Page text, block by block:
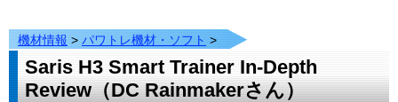
機材情報 > パワトレ機材・ソフト >
Saris H3 Smart Trainer In-Depth
Review（DC Rainmakerさん）